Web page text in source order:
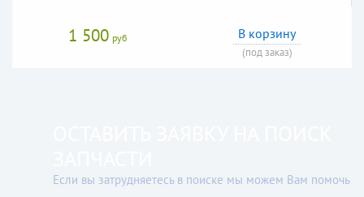
1 500 руб В корзину
(под заказ)
Если вы затрудняетесь в поиске мы можем Вам помочь